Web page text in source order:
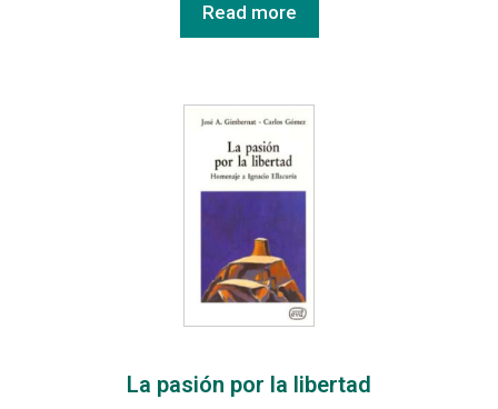
Read more
La pasión por la libertad